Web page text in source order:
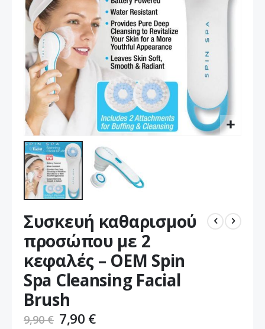
στην
αρχή
της
συλλογής
εικόνων
Συσκευή καθαρισμού
προσώπου με 2
κεφαλές – OEM Spin
Spa Cleansing Facial
Brush
9,90 € 7,90 €